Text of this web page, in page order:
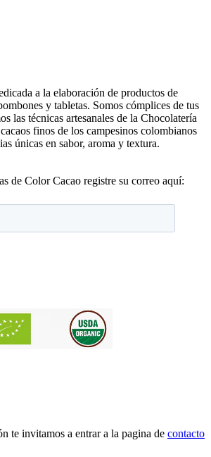
a la elaboración de productos de
y tabletas. Somos cómplices de tus
las técnicas artesanales de la Chocolatería
finos de los campesinos colombianos
únicas en sabor, aroma y textura.
de Color Cacao registre su correo aquí:
te invitamos a entrar a la pagina de contacto